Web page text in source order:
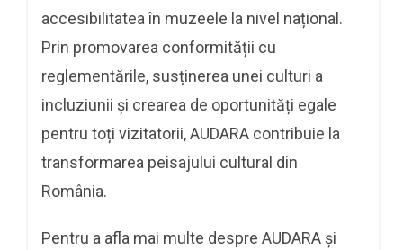
accesibilitatea în muzeele la nivel național.
Prin promovarea conformității cu
reglementările, susținerea unei culturi a
incluziunii și crearea de oportunități egale
pentru toți vizitatorii, AUDARA contribuie la
transformarea peisajului cultural din
România.
Pentru a afla mai multe despre AUDARA și